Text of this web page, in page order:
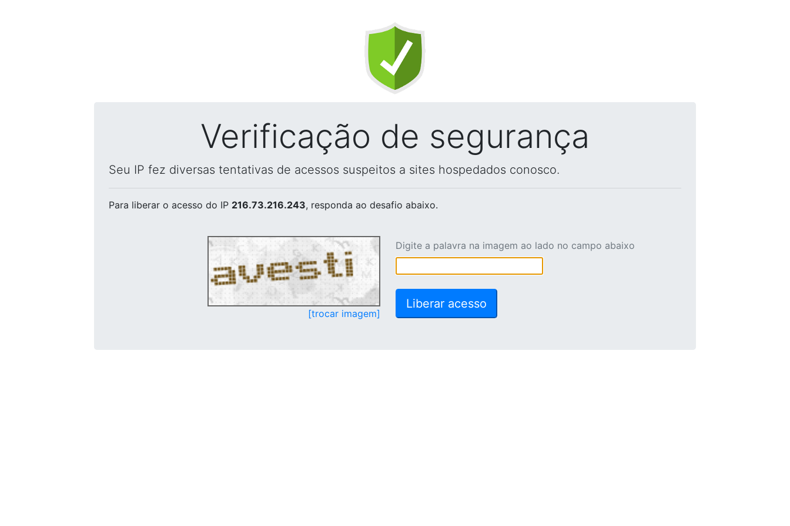
Verificação de segurança
Seu IP fez diversas tentativas de acessos suspeitos a sites hospedados conosco.
Para liberar o acesso do IP 216.73.216.243, responda ao desafio abaixo.
[trocar imagem]
Digite a palavra na imagem ao lado no campo abaixo